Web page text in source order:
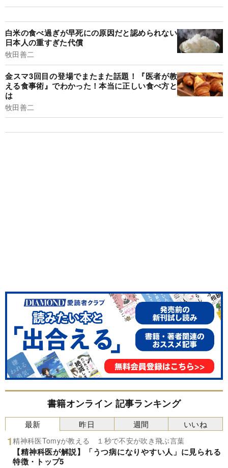
白米の食べ過ぎが早死にの原因だと認められない
日本人の重すぎた代償
牧田善二
金スマ3回目の登場でまたまた話題！『医者が教
える食事術』でわかった！本当に正しい食べ方と
は
牧田善二
書籍オンライン 記事ランキング
最新
精神科医Tomyが教える １秒で不安が吹き飛ぶ言葉
【精神科医が解説】「うつ病になりやすい人」に見られる
特徴・トップ5
昨日 週間 いいね